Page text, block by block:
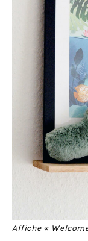
Affiche «